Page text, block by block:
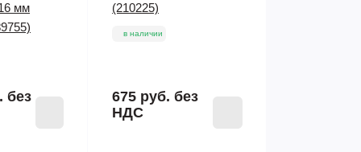
мм
без
(210225)
в наличии
675 руб. без
НДС